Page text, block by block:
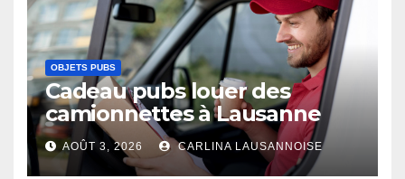
OBJETS PUBS
Cadeau pubs louer des
camionnettes à Lausanne
AOÛT 3, 2026 CARLINA LAUSANNOISE